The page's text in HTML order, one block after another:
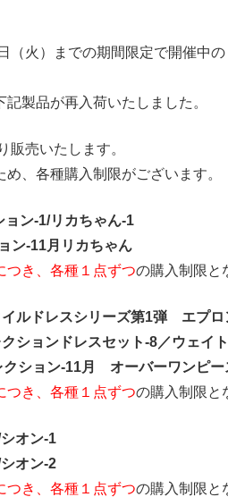
（火）までの期間限定で開催中
製品が再入荷いたしました。
販売いたします。
、各種購入制限がございます。
ン-1/リカちゃん-1
ン-11月リカちゃん
つき、各種１点ずつの購入制限と
ルドレスシリーズ第1弾 エプ
ションドレスセット-8／ウェイ
クション-11月 オーバーワンピー
つき、各種１点ずつの購入制限と
オン-1
オン-2
つき、各種１点ずつの購入制限と